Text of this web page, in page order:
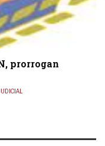
prorrogan